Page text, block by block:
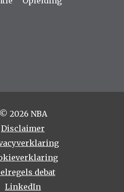
© 2026 NBA
Disclaimer
debat
LinkedIn